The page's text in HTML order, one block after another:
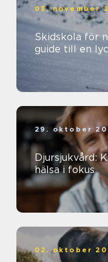
03. november
Skidskola för
guide till en
29. oktober
Djursjukvård:
hälsa i fokus
02. oktober